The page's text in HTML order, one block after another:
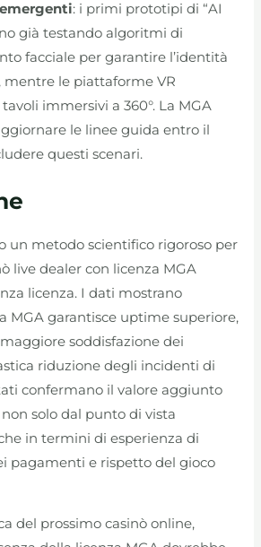
: i primi prototipi di “AI
già testando algoritmi di
facciale per garantire l’identità
mentre le piattaforme VR
immersivi a 360°. La MGA
le linee guida entro il
questi scenari.
un metodo scientifico rigoroso per
live dealer con licenza MGA
licenza. I dati mostrano
MGA garantisce uptime superiore,
soddisfazione dei
riduzione degli incidenti di
confermano il valore aggiunto
solo dal punto di vista
in termini di esperienza di
pagamenti e rispetto del gioco
del prossimo casinò online,